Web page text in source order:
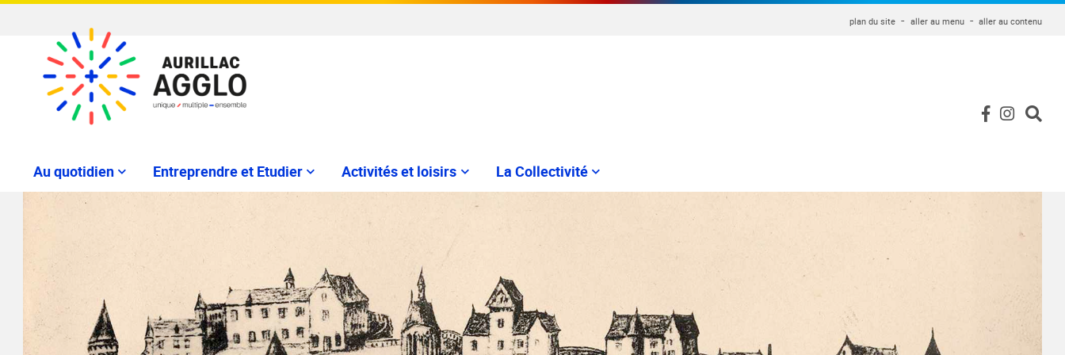
plan du site aller au menu aller au contenu
Au quotidien Entreprendre et Etudier Activités et loisirs La Collectivité